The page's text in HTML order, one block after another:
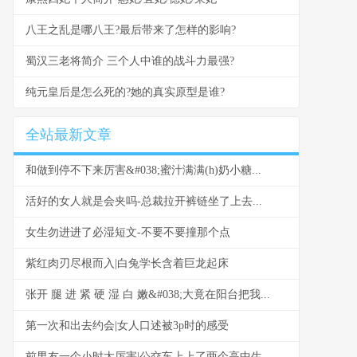
八王之乱是哪八王?最后带来了怎样的影响?
蜀汉三老将简介 三个人中谁的战斗力最强?
纯元皇后是怎么死的?她的真实原型是谁?
全站最新文章
和做到停不下来厉害&#038;蜜汁满满(h)奶小糖...
活好的女人就是会夹吗-总裁拉开裤链坐了上去...
女生勿进进了必湿短文-不要不要撞那个点
紫红肉刃尽根而入|白兔学长含着巨龙起床
张开 腿 进 紧 硬 湿 白 嫩&#038;大竟在阳台把我...
第一次和出去约会|女人口述被3p时的感受